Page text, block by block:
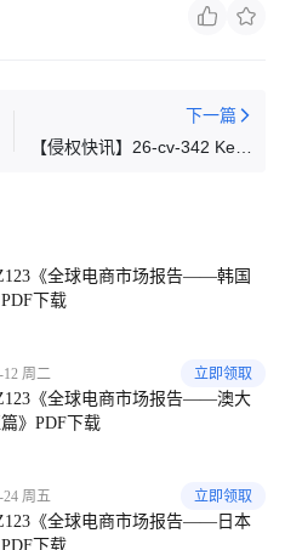
下一篇
【侵权快讯】26-cv-342 Keith
《全球电商市场报告——韩国
下载
12 周二 立即领取
《全球电商市场报告——澳大
》PDF下载
24 周五 立即领取
《全球电商市场报告——日本
下载